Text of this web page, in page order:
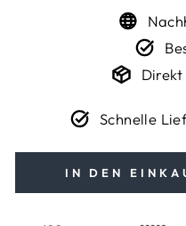
Schnelle
IN DEN